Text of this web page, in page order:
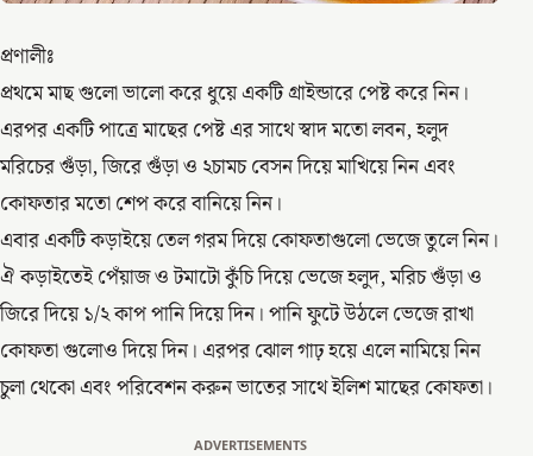
প্রণালীঃ
প্রথমে মাছ গুলো ভালো করে ধুয়ে একটি গ্রাইন্ডারে পেষ্ট করে নিন।
এরপর একটি পাত্রে মাছের পেষ্ট এর সাথে স্বাদ মতো লবন, হলুদ
মরিচের গুঁড়া, জিরে গুঁড়া ও ২চামচ বেসন দিয়ে মাখিয়ে নিন এবং
কোফতার মতো শেপ করে বানিয়ে নিন।
এবার একটি কড়াইয়ে তেল গরম দিয়ে কোফতাগুলো ভেজে তুলে নিন।
ঐ কড়াইতেই পেঁয়াজ ও টমাটো কুঁচি দিয়ে ভেজে হলুদ, মরিচ গুঁড়া ও
জিরে দিয়ে ১/২ কাপ পানি দিয়ে দিন। পানি ফুটে উঠলে ভেজে রাখা
কোফতা গুলোও দিয়ে দিন। এরপর ঝোল গাঢ় হয়ে এলে নামিয়ে নিন
চুলা থেকো এবং পরিবেশন করুন ভাতের সাথে ইলিশ মাছের কোফতা।
ADVERTISEMENTS